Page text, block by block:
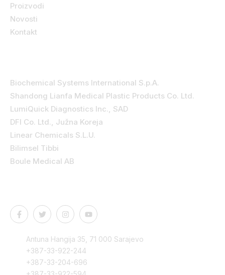
Proizvodi
Novosti
Kontakt
Biochemical Systems International S.p.A.
Shandong Lianfa Medical Plastic Products Co. Ltd.
LumiQuick Diagnostics Inc., SAD
DFI Co. Ltd., Južna Koreja
Linear Chemicals S.L.U.
Bilimsel Tibbi
Boule Medical AB
Antuna Hangija 35, 71 000 Sarajevo
+387-33-922-244
+387-33-204-696